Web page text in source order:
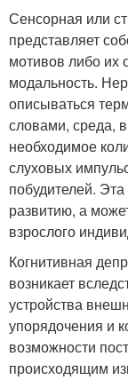
Сенсорная или
представляет
мотивов либо их
модальность.
описываться
словами, среда,
необходимое
слуховых
побудителей.
развитию, а
взрослого
Когнитивная
возникает
устройства
упорядочения и
возможности
происходящим